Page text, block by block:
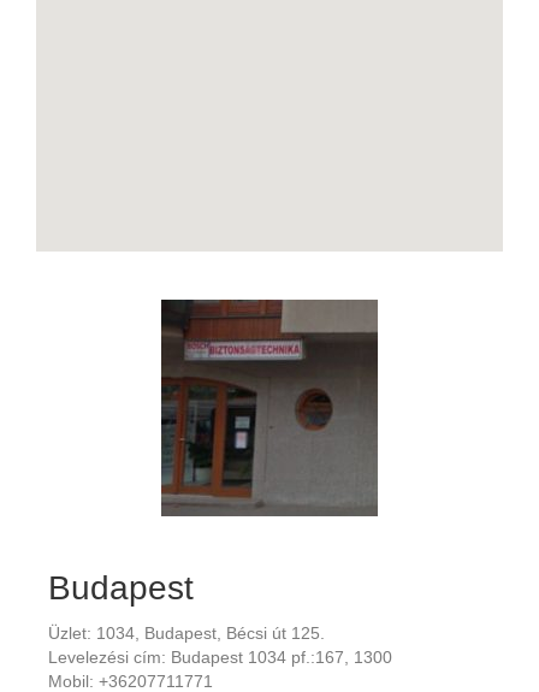
Budapest
Üzlet: 1034, Budapest, Bécsi út 125.
Levelezési cím: Budapest 1034 pf.:167, 1300
Mobil: +36207711771